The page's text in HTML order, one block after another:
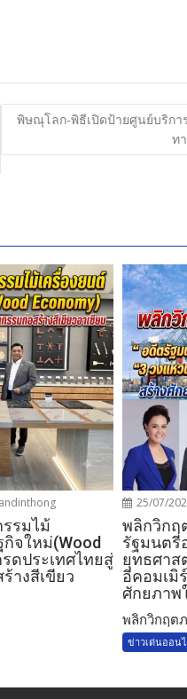
พิษณุโลก-พิธีเปิดป้ายศูนย์บริกา
ท
รมไม้
กิจใหม่(Wood
ดประเทศไทยสู่
างสีเขียว
25/07/
พลิกวิกฤ
รัฐมนตรี
ยุทธศาส
อีคอมเมิ
ศักยภาพ
พลิกวิกฤต
ข่าวเด่นออน